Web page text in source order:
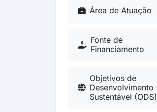
Área de Atuação
Fonte de
Financiamento
Objetivos de
Desenvolvimento
Sustentável (ODS)